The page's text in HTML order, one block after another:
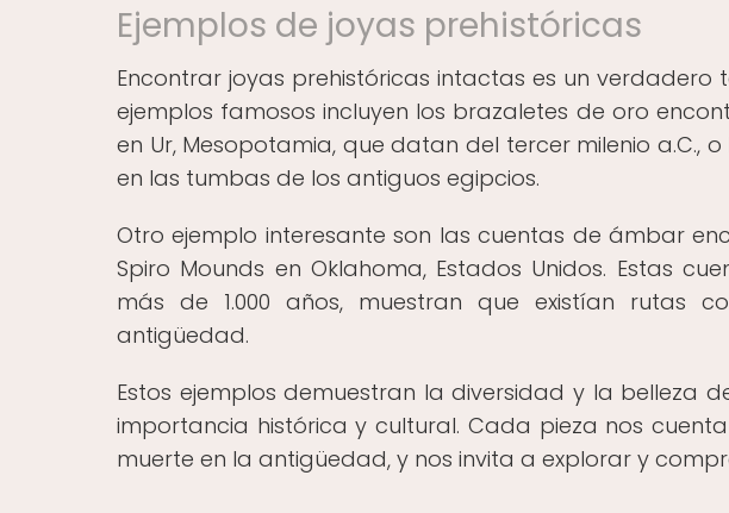
Ejemplos de joyas prehistóricas
Encontrar joyas prehistóricas intactas es un verdadero
ejemplos famosos incluyen los brazaletes de oro
en Ur, Mesopotamia, que datan del tercer milenio a.C.,
en las tumbas de los antiguos egipcios.
Otro ejemplo interesante son las cuentas de ámbar
Spiro Mounds en Oklahoma, Estados Unidos. Estas
más de 1.000 años, muestran que existían rutas
antigüedad.
Estos ejemplos demuestran la diversidad y la belleza
importancia histórica y cultural. Cada pieza nos
muerte en la antigüedad, y nos invita a explorar y